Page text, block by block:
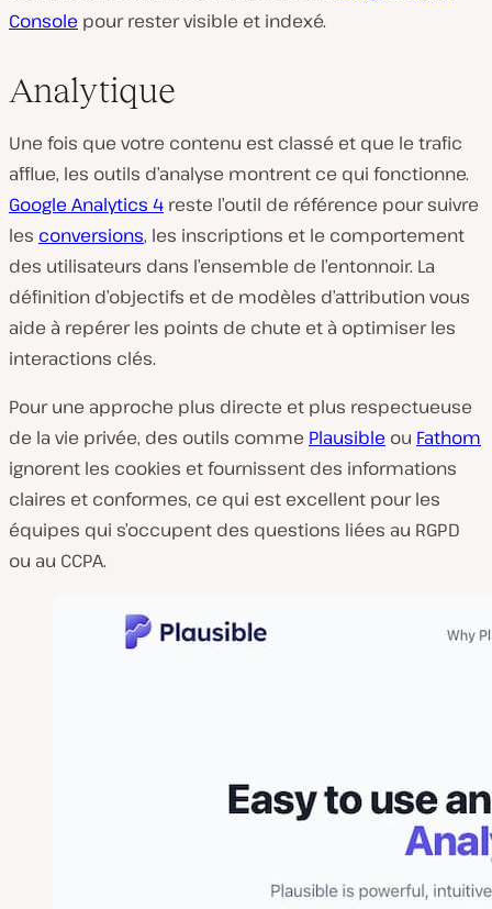
Console pour rester visible et indexé.
Analytique
Une fois que votre contenu est classé et que le trafic
afflue, les outils d’analyse montrent ce qui fonctionne.
Google Analytics 4 reste l’outil de référence pour suivre
les conversions, les inscriptions et le comportement
des utilisateurs dans l’ensemble de l’entonnoir. La
définition d’objectifs et de modèles d’attribution vous
aide à repérer les points de chute et à optimiser les
interactions clés.
Pour une approche plus directe et plus respectueuse
de la vie privée, des outils comme Plausible ou Fathom
ignorent les cookies et fournissent des informations
claires et conformes, ce qui est excellent pour les
équipes qui s’occupent des questions liées au RGPD
ou au CCPA.